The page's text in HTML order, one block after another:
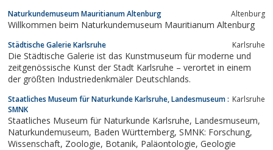
Naturkundemuseum Mauritianum Altenburg Altenburg
Willkommen beim Naturkundemuseum Mauritianum Altenburg
Städtische Galerie Karlsruhe Karlsruhe
Die Städtische Galerie ist das Kunstmuseum für moderne und
zeitgenössische Kunst der Stadt Karlsruhe – verortet in einem
der größten Industriedenkmäler Deutschlands.
Staatliches Museum für Naturkunde Karlsruhe, Landesmuseum :
SMNK
Karlsruhe
Staatliches Museum für Naturkunde Karlsruhe, Landesmuseum,
Naturkundemuseum, Baden Württemberg, SMNK: Forschung,
Wissenschaft, Zoologie, Botanik, Paläontologie, Geologie